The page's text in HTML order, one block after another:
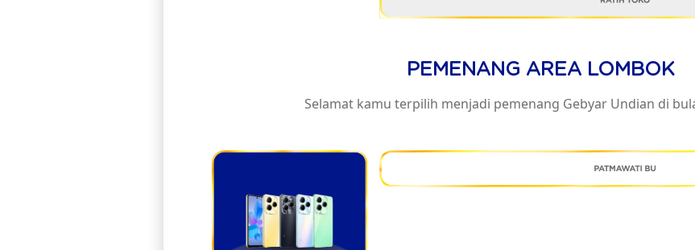
PEMENANG AREA LOMBOK
Selamat kamu terpilih menjadi pemenang Gebyar Undian di